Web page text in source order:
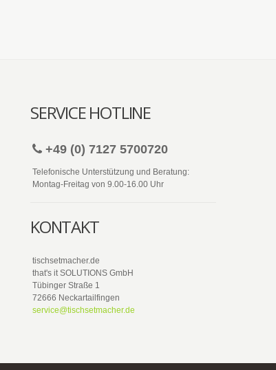
SERVICE HOTLINE
+49 (0) 7127 5700720
Telefonische Unterstützung und Beratung:
Montag-Freitag von 9.00-16.00 Uhr
KONTAKT
tischsetmacher.de
that's it SOLUTIONS GmbH
Tübinger Straße 1
72666 Neckartailfingen
service@tischsetmacher.de